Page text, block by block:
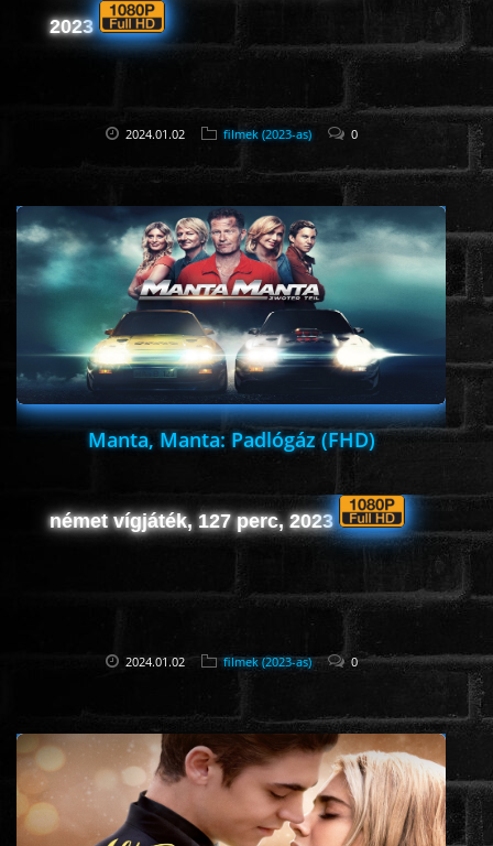
WESTERN
DOKUMENTUMFILMEK
ÉLŐ ADÁSOK (LIVE)
KARÁCSONYI FILMEK
PC-GAME
www.onlinefilmvilag2.eu,Copyright © 2017-2026 Az oldal nem tárol
semmilyen jogsértő tartalmat. Minden adat külső forrásból származik |
Frissítve: 2026.07.27|Fel ↑
2023
2024.01.02 filmek (2023-as) 0
Manta, Manta: Padlógáz (FHD)
német vígjáték, 127 perc, 2023
2024.01.02 filmek (2023-as) 0